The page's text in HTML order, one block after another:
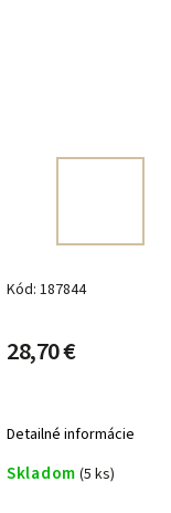
Kód: 187844
28,70 €
Skladom (5 ks)
Detailné informácie